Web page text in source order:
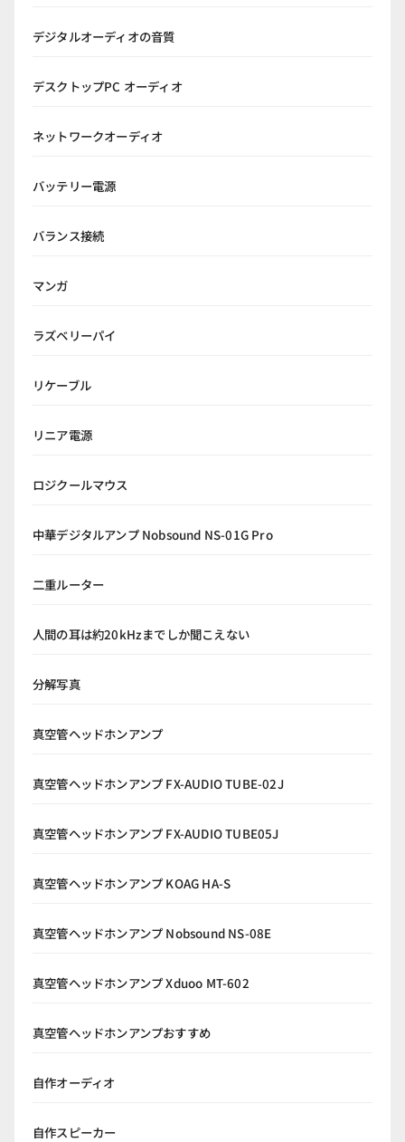
デジタルオーディオの音質
デスクトップPC オーディオ
ネットワークオーディオ
バッテリー電源
バランス接続
マンガ
ラズベリーパイ
リケーブル
リニア電源
ロジクールマウス
中華デジタルアンプ Nobsound NS-01G Pro
二重ルーター
人間の耳は約20kHzまでしか聞こえない
分解写真
真空管ヘッドホンアンプ
真空管ヘッドホンアンプ FX-AUDIO TUBE-02J
真空管ヘッドホンアンプ FX-AUDIO TUBE05J
真空管ヘッドホンアンプ KOAG HA-S
真空管ヘッドホンアンプ Nobsound NS-08E
真空管ヘッドホンアンプ Xduoo MT-602
真空管ヘッドホンアンプおすすめ
自作オーディオ
自作スピーカー